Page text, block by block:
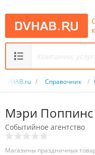
DVHAB.ru / Справочник /
Мэри Поппинс
Событийное агентство
Магазины праздничных